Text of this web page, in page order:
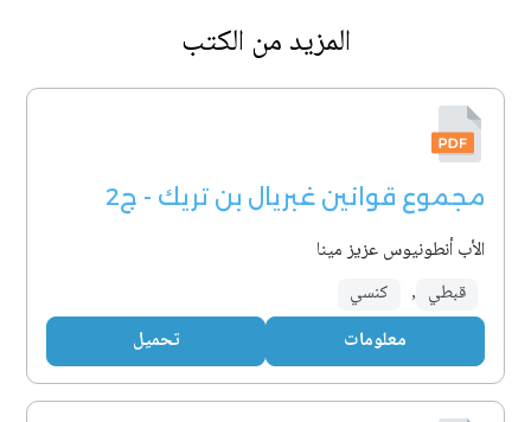
المزيد من الكتب
مجموع قوانين غبريال بن تريك - ج2
الأب أنطونيوس عزيز مينا
قبطي , كنسي
معلومات تحميل